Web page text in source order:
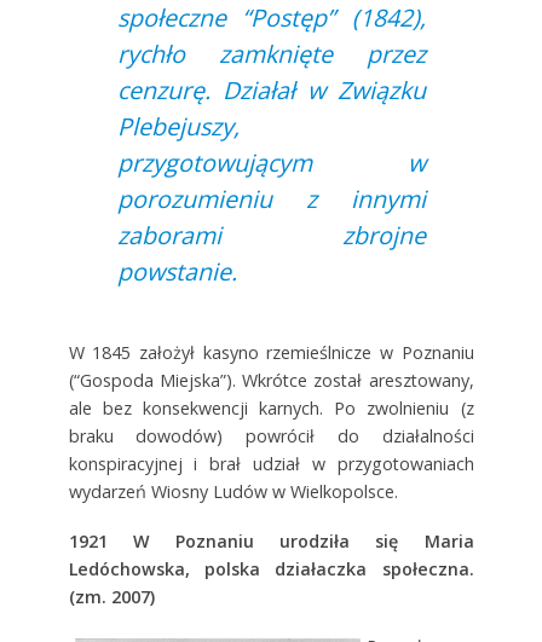
społeczne “Postęp” (1842),
rychło zamknięte przez
cenzurę. Działał w Związku
Plebejuszy,
przygotowującym w
porozumieniu z innymi
zaborami zbrojne
powstanie.
W 1845 założył kasyno rzemieślnicze w Poznaniu
(“Gospoda Miejska”). Wkrótce został aresztowany,
ale bez konsekwencji karnych. Po zwolnieniu (z
braku dowodów) powrócił do działalności
konspiracyjnej i brał udział w przygotowaniach
wydarzeń Wiosny Ludów w Wielkopolsce.
1921
W Poznaniu urodziła się Maria
Ledóchowska, polska działaczka społeczna.
(zm. 2007)